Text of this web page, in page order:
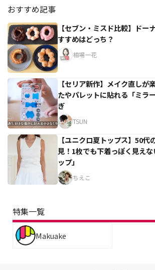
おすすめ記事
【セブン・ミスド比較】ドー
すすめはどっち？
相場一花
【セリア新作】メイク直しが
たやパレットに貼れる「ミラ
ぎ
TSUN
【ユニクロ夏トップス】50代
見！1枚でも下着っぽく見え
ップ」
ちえこ
特集一覧
Makuake